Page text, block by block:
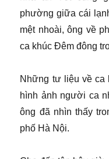
phường giữa cái
mệt nhoài, ông về
ca khúc Đêm đông
Những tư liệu về ca
hình ảnh người ca
ông đã nhìn thấy
phố Hà Nội.